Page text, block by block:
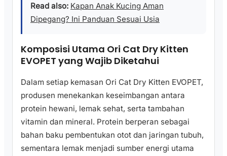
Read also: Kapan Anak Kucing Aman
Dipegang? Ini Panduan Sesuai Usia
Komposisi Utama Ori Cat Dry Kitten
EVOPET yang Wajib Diketahui
Dalam setiap kemasan Ori Cat Dry Kitten EVOPET,
produsen menekankan keseimbangan antara
protein hewani, lemak sehat, serta tambahan
vitamin dan mineral. Protein berperan sebagai
bahan baku pembentukan otot dan jaringan tubuh,
sementara lemak menjadi sumber energi utama